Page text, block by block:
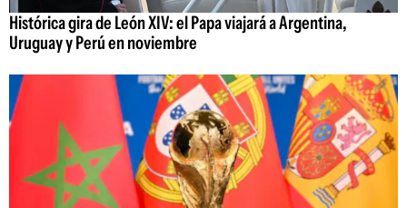
Histórica gira de León XIV: el Papa viajará a Argentina,
Uruguay y Perú en noviembre